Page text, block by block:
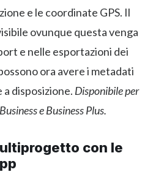
e le coordinate GPS. Il
ovunque questa venga
e nelle esportazioni dei
ora avere i metadati
disposizione. Disponibile per
e Business Plus.
con le